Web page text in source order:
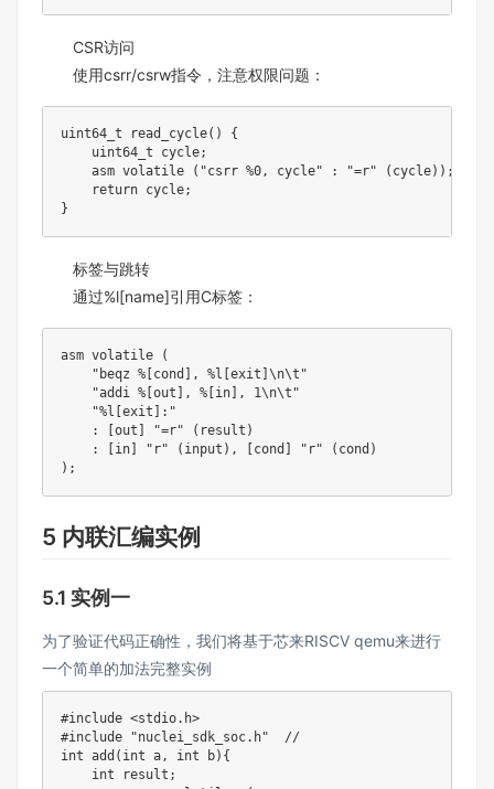
CSR访问
使用csrr/csrw指令，注意权限问题：
uint64_t read_cycle( )
{
    uint64_t cycle
;
    asm volatile
( "csrr %0, cycle" : "=r" ( cycle) ) ;
return cycle;
}
标签与跳转
通过%l[name]引用C标签：
asm volatile
(
"beqz %[cond], %l[exit]\n\t"
"addi %[out], %[in], 1\n\t"
"%l[exit]:"
:
out "=r" ( result )
:
in "r" ( input ) , cond "r" ( cond )
) ;
5 内联汇编实例
5.1 实例一
为了验证代码正确性，我们将基于芯来RISCV qemu来进行
一个简单的加法完整实例
#include <stdio.h>
#include "nuclei_sdk_soc.h"
//
int add ( int a, int b) {
int result ;